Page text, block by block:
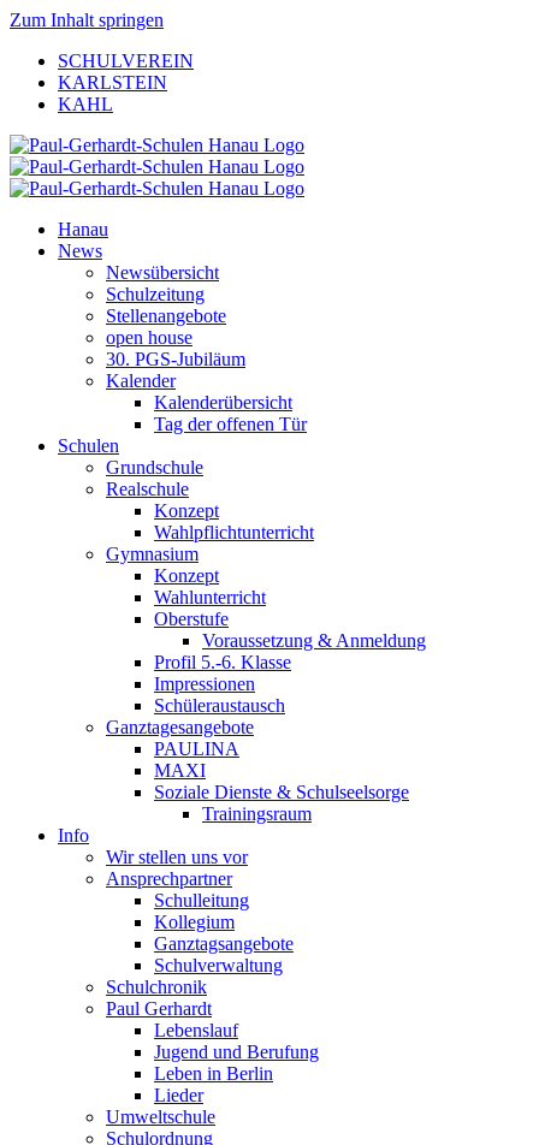
Zum Inhalt springen
SCHULVEREIN
KARLSTEIN
KAHL
Hanau
News
Newsübersicht
Schulzeitung
Stellenangebote
open house
30. PGS-Jubiläum
Kalender
Kalenderübersicht
Tag der offenen Tür
Schulen
Grundschule
Realschule
Konzept
Wahlpflichtunterricht
Gymnasium
Konzept
Wahlunterricht
Oberstufe
Voraussetzung & Anmeldung
Profil 5.-6. Klasse
Impressionen
Schüleraustausch
Ganztagesangebote
PAULINA
MAXI
Soziale Dienste & Schulseelsorge
Trainingsraum
Info
Wir stellen uns vor
Ansprechpartner
Schulleitung
Kollegium
Ganztagsangebote
Schulverwaltung
Schulchronik
Paul Gerhardt
Lebenslauf
Jugend und Berufung
Leben in Berlin
Lieder
Umweltschule
Schulordnung